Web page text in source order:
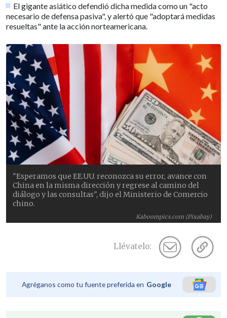
El gigante asiático defendió dicha medida como un "acto
necesario de defensa pasiva", y alertó que "adoptará medidas
resueltas" ante la acción norteamericana.
Kaboompics.com (Pixabay)
"Esperamos que EE.UU. reconozca su error, avance con
China en la misma dirección y regrese al camino del
diálogo y las consultas", dijo el Ministerio de Comercio
chino.
Llévatelo:
Agréganos como tu fuente preferida en Google